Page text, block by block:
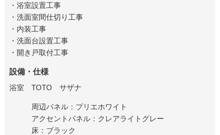
・浴室設置工事
・洗面室間仕切り工事
・内装工事
・洗面台設置工事
・開き戸取付工事
設備・仕様
浴室 TOTO サザナ
周辺パネル：プリエホワイト
アクセントパネル：クレアライトグレー
床：ブラック